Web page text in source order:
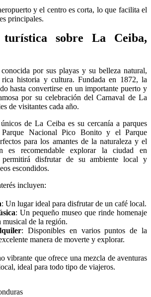
y el centro es corta, lo que facilita el
principales.
turística sobre La Ceiba,
por sus playas y su belleza natural,
historia y cultura. Fundada en 1872, la
hasta convertirse en un importante puerto y
por su celebración del Carnaval de La
de visitantes cada año.
de La Ceiba es su cercanía a parques
Nacional Pico Bonito y el Parque
para los amantes de la naturaleza y el
es recomendable explorar la ciudad en
disfrutar de su ambiente local y
escondidos.
incluyen:
: Un lugar ideal para disfrutar de un café local.
: Un pequeño museo que rinde homenaje
musical de la región.
: Disponibles en varios puntos de la
manera de moverte y explorar.
vibrante que ofrece una mezcla de aventuras
ideal para todo tipo de viajeros.